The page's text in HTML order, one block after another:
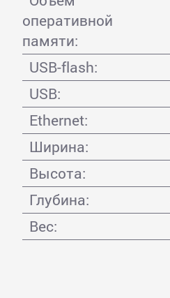
оперативной
памяти:
USB-flash:
USB:
Ethernet:
Ширина:
Высота:
Глубина:
Вес: